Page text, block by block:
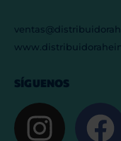
SÍGUENOS